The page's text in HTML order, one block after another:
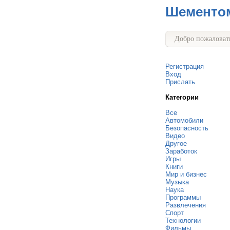
Добро
Регистрация
Вход
Прислать
Категории
Все
Автомобили
Безопасность
Видео
Другое
Заработок
Игры
Книги
Мир и бизнес
Музыка
Наука
Программы
Развлечения
Спорт
Технологии
Фильмы